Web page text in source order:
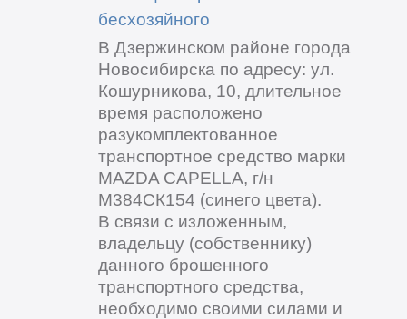
бесхозяйного
В Дзержинском районе города
Новосибирска по адресу: ул.
Кошурникова, 10, длительное
время расположено
разукомплектованное
транспортное средство марки
MAZDA CAPELLA, г/н
М384СК154 (синего цвета).
В связи с изложенным,
владельцу (собственнику)
данного брошенного
транспортного средства,
необходимо своими силами и